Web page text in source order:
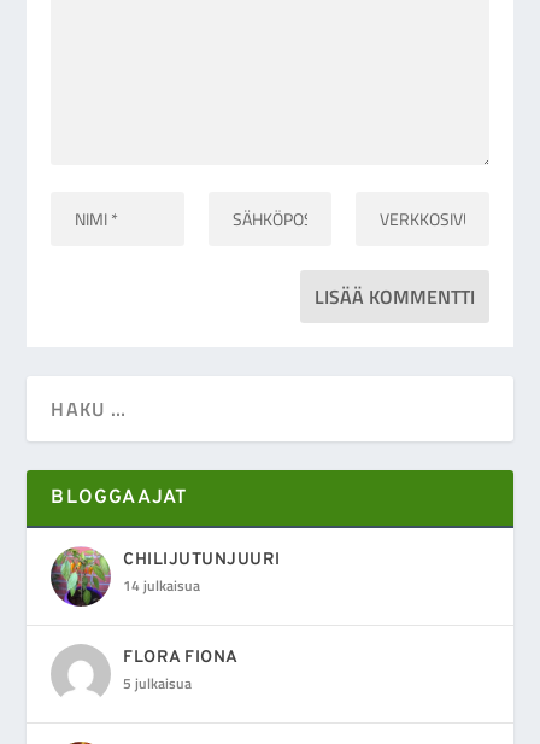
BLOGGAAJAT
CHILIJUTUNJUURI
14 julkaisua
FLORA FIONA
5 julkaisua